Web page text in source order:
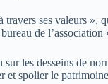
ses valeurs
de
les desseins de
et spolier le